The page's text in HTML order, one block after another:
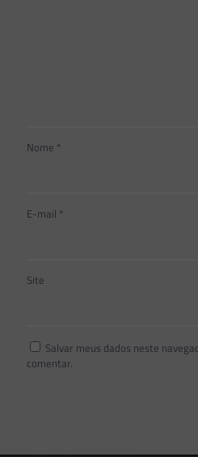
Nome *
E-mail *
Site
Salvar meus dados neste
comentar.